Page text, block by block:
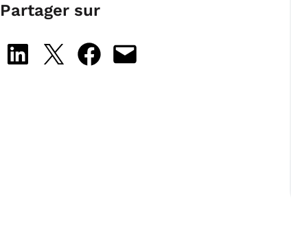
Partager sur
Share on LinkedIn
Share on X Share on Facebook
Email this Page